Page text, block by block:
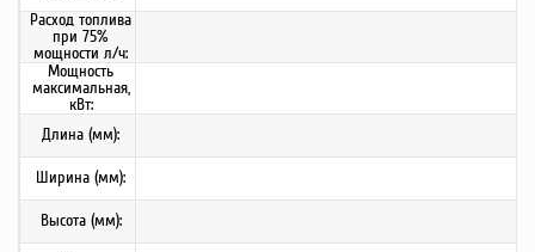
Расход топлива
при 75%
мощности л/ч:
Мощность
максимальная,
кВт:
Длина (мм):
Ширина (мм):
Высота (мм):